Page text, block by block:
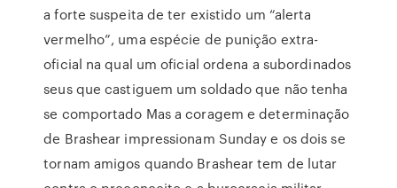
a forte suspeita de ter existido um “alerta
vermelho”, uma espécie de punição extra-
oficial na qual um oficial ordena a subordinados
seus que castiguem um soldado que não tenha
se comportado Mas a coragem e determinação
de Brashear impressionam Sunday e os dois se
tornam amigos quando Brashear tem de lutar